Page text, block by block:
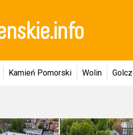
Kamień Pomorski Wolin